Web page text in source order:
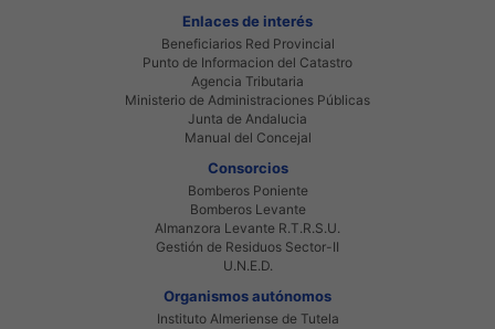
Enlaces de interés
Beneficiarios Red Provincial
Punto de Informacion del Catastro
Agencia Tributaria
Ministerio de Administraciones Públicas
Junta de Andalucia
Manual del Concejal
Consorcios
Bomberos Poniente
Bomberos Levante
Almanzora Levante R.T.R.S.U.
Gestión de Residuos Sector-II
U.N.E.D.
Organismos autónomos
Instituto Almeriense de Tutela